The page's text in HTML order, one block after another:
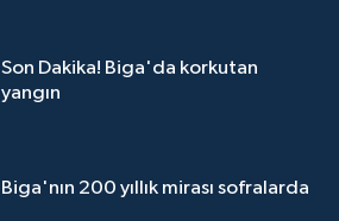
Son Dakika! Biga'da korkutan
yangın
Biga'nın 200 yıllık mirası sofralarda